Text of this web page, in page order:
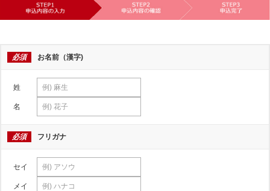
必須 お名前（漢字)
姓
名
必須 フリガナ
セイ
メイ